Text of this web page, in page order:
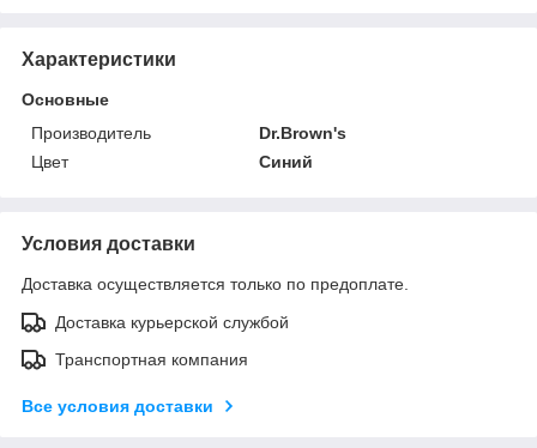
Характеристики
Основные
Производитель
Dr.Brown's
Цвет
Синий
Условия доставки
Доставка осуществляется только по предоплате.
Доставка курьерской службой
Транспортная компания
Все условия доставки